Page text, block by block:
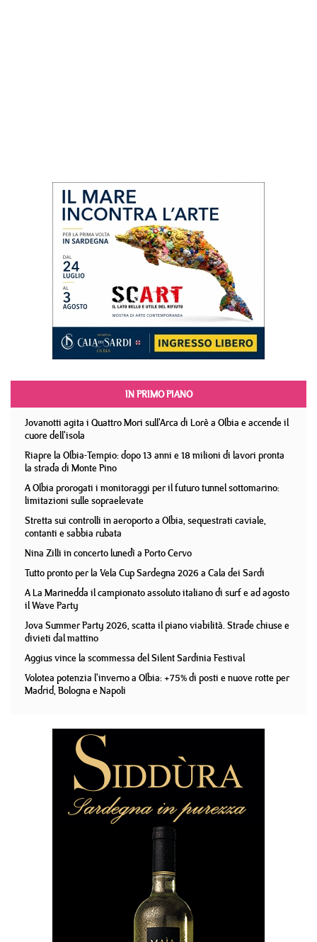
IN PRIMO PIANO
Jovanotti agita i Quattro Mori sull'Arca di Lorè a Olbia e accende il
cuore dell'isola
Riapre la Olbia-Tempio: dopo 13 anni e 18 milioni di lavori pronta
la strada di Monte Pino
A Olbia prorogati i monitoraggi per il futuro tunnel sottomarino:
limitazioni sulle sopraelevate
Stretta sui controlli in aeroporto a Olbia, sequestrati caviale,
contanti e sabbia rubata
Nina Zilli in concerto lunedì a Porto Cervo
Tutto pronto per la Vela Cup Sardegna 2026 a Cala dei Sardi
A La Marinedda il campionato assoluto italiano di surf e ad agosto
il Wave Party
Jova Summer Party 2026, scatta il piano viabilità. Strade chiuse e
divieti dal mattino
Aggius vince la scommessa del Silent Sardinia Festival
Volotea potenzia l'inverno a Olbia: +75% di posti e nuove rotte per
Madrid, Bologna e Napoli